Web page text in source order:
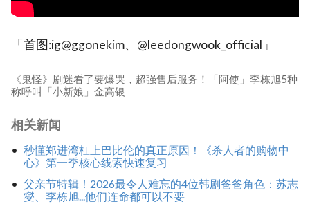
「首图:ig@ggonekim、@leedongwook_official」
《鬼怪》剧迷看了要爆哭，超强售后服务！「阿使」李栋旭5种
称呼叫「小新娘」金高银
相关新闻
秒懂郑进湾杠上巴比伦的真正原因！《杀人者的购物中
心》第一季核心线索快速复习
父亲节特辑！2026最令人难忘的4位韩剧爸爸角色：苏志
燮、李栋旭...他们连命都可以不要